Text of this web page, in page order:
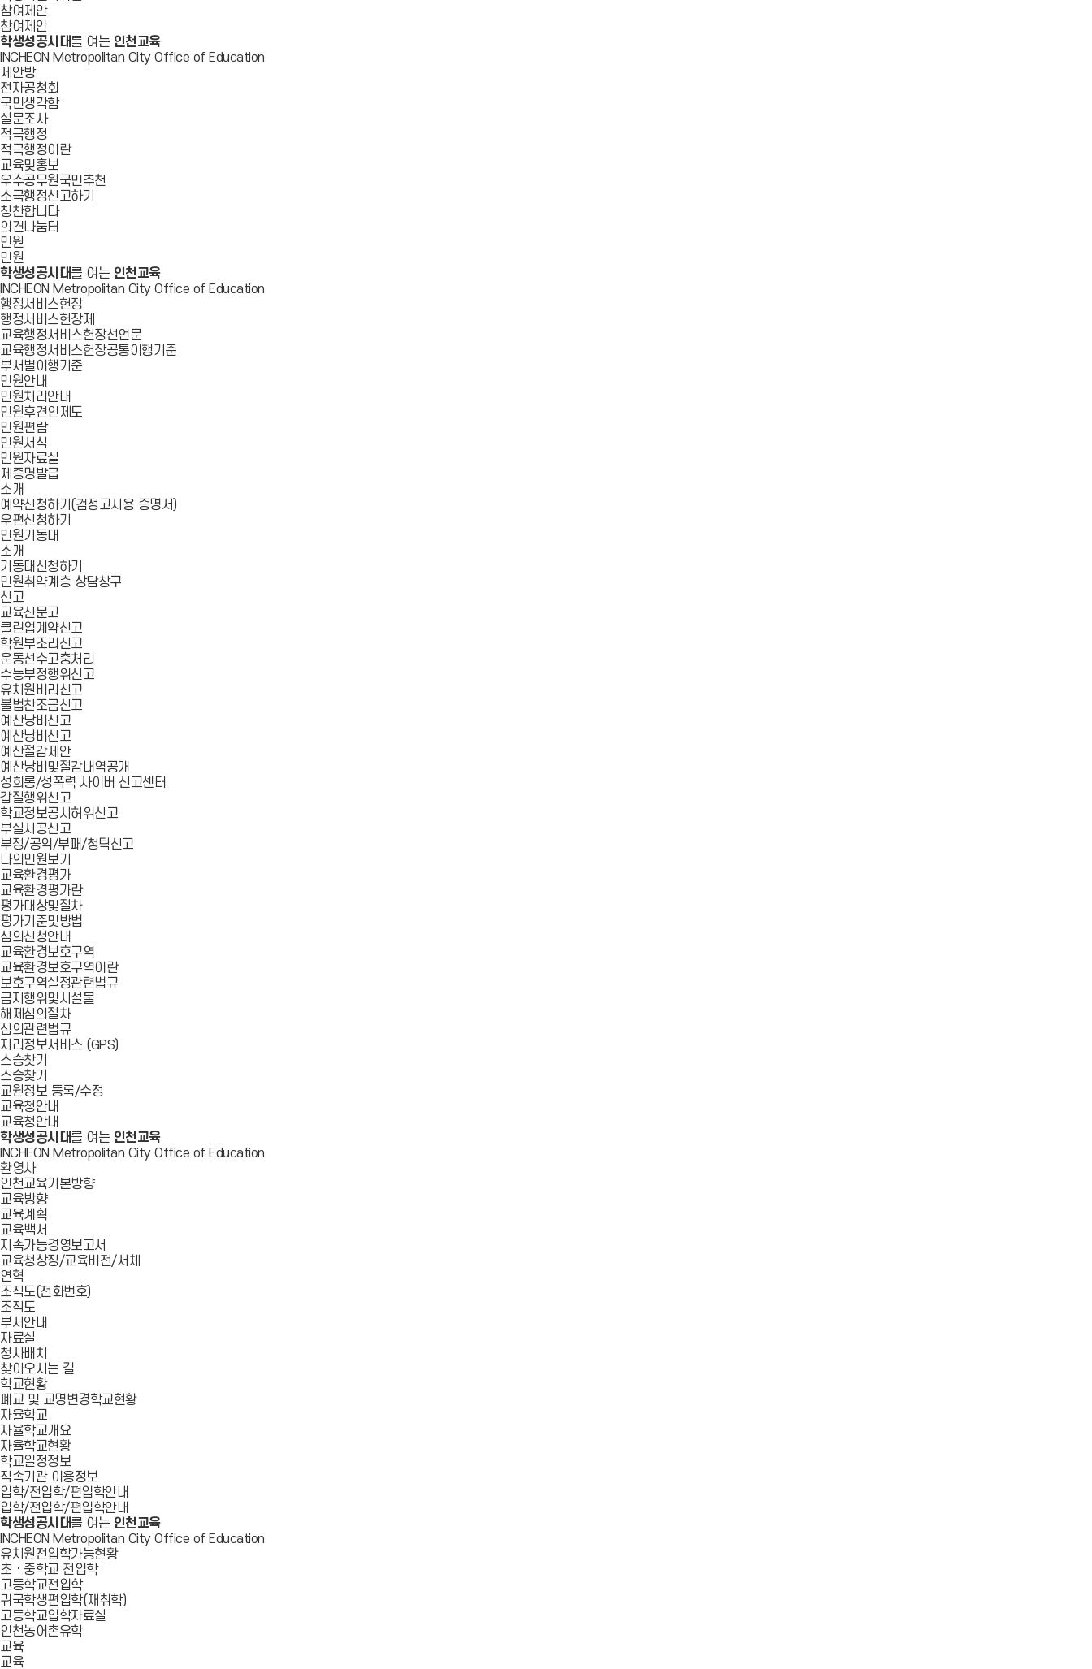
참여제안
참여제안
학생성공시대를 여는 인천교육
INCHEON Metropolitan City Office of Education
제안방
전자공청회
국민생각함
설문조사
적극행정
적극행정이란
교육및홍보
우수공무원국민추천
소극행정신고하기
칭찬합니다
의견나눔터
민원
민원
학생성공시대를 여는 인천교육
INCHEON Metropolitan City Office of Education
행정서비스헌장
행정서비스헌장제
교육행정서비스헌장선언문
교육행정서비스헌장공통이행기준
부서별이행기준
민원안내
민원처리안내
민원후견인제도
민원편람
민원서식
민원자료실
제증명발급
소개
예약신청하기(검정고시용 증명서)
우편신청하기
민원기동대
소개
기동대신청하기
민원취약계층 상담창구
신고
교육신문고
클린업계약신고
학원부조리신고
운동선수고충처리
수능부정행위신고
유치원비리신고
불법찬조금신고
예산낭비신고
예산낭비신고
예산절감제안
예산낭비및절감내역공개
성희롱/성폭력 사이버 신고센터
갑질행위신고
학교정보공시허위신고
부실시공신고
부정/공익/부패/청탁신고
나의민원보기
교육환경평가
교육환경평가란
평가대상및절차
평가기준및방법
심의신청안내
교육환경보호구역
교육환경보호구역이란
보호구역설정관련법규
금지행위및시설물
해제심의절차
심의관련법규
지리정보서비스 (GPS)
스승찾기
스승찾기
교원정보 등록/수정
교육청안내
교육청안내
학생성공시대를 여는 인천교육
INCHEON Metropolitan City Office of Education
환영사
인천교육기본방향
교육방향
교육계획
교육백서
지속가능경영보고서
교육청상징/교육비전/서체
연혁
조직도(전화번호)
조직도
부서안내
자료실
청사배치
찾아오시는 길
학교현황
폐교 및 교명변경학교현황
자율학교
자율학교개요
자율학교현황
학교일정정보
직속기관 이용정보
입학/전입학/편입학안내
입학/전입학/편입학안내
학생성공시대를 여는 인천교육
INCHEON Metropolitan City Office of Education
유치원전입학가능현황
초ㆍ중학교 전입학
고등학교전입학
귀국학생편입학(재취학)
고등학교입학자료실
인천농어촌유학
교육
교육